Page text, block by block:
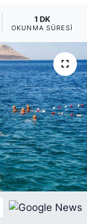
1 DK
OKUNMA SÜRESI